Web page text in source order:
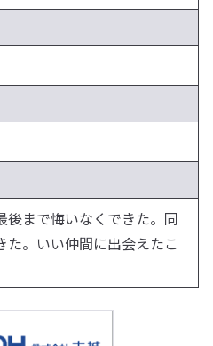
後まで悔いなくできた。同
。いい仲間に出会えたこ